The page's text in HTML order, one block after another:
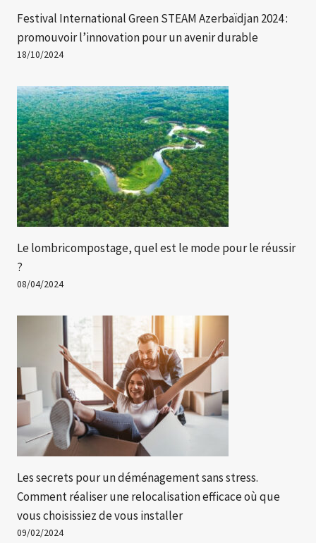
Festival International Green STEAM Azerbaïdjan 2024 :
promouvoir l’innovation pour un avenir durable
18/10/2024
Le lombricompostage, quel est le mode pour le réussir
?
08/04/2024
Les secrets pour un déménagement sans stress.
Comment réaliser une relocalisation efficace où que
vous choisissiez de vous installer
09/02/2024